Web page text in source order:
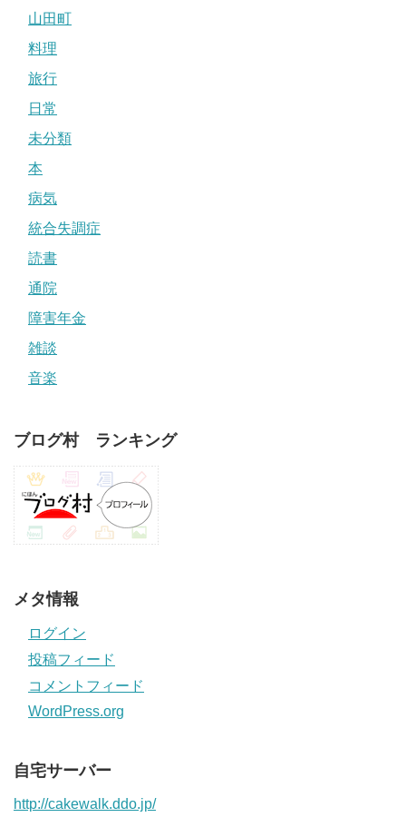
山田町
料理
旅行
日常
未分類
本
病気
統合失調症
読書
通院
障害年金
雑談
音楽
ブログ村 ランキング
メタ情報
ログイン
投稿フィード
コメントフィード
WordPress.org
自宅サーバー
http://cakewalk.ddo.jp/